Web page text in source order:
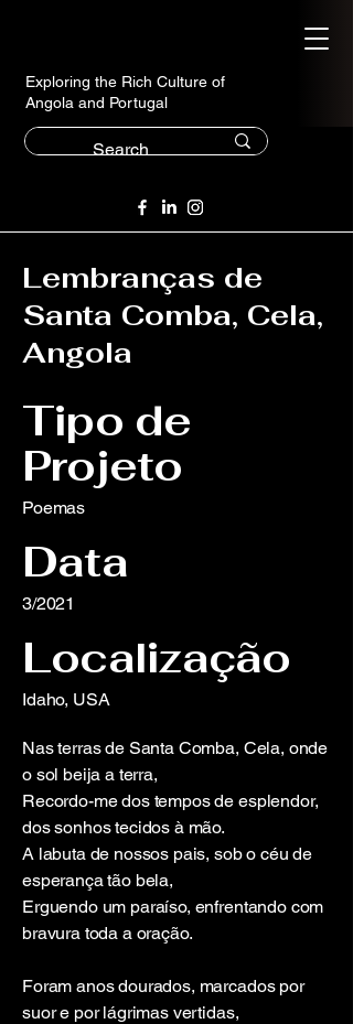
Exploring the Rich Culture of
Angola and Portugal
Lembranças de
Santa Comba, Cela,
Angola
Tipo de
Projeto
Poemas
Data
3/2021
Localização
Idaho, USA
Nas terras de Santa Comba, Cela, onde
o sol beija a terra,
Recordo-me dos tempos de esplendor,
dos sonhos tecidos à mão.
A labuta de nossos pais, sob o céu de
esperança tão bela,
Erguendo um paraíso, enfrentando com
bravura toda a oração.
Foram anos dourados, marcados por
suor e por lágrimas vertidas,